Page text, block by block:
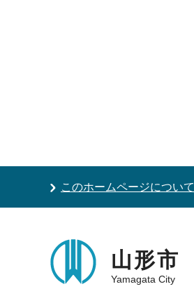
このホームページについて
山形市
Yamagata City